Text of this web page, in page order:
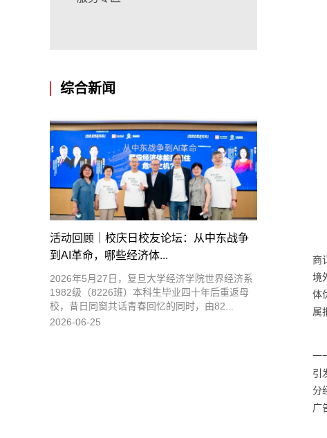
综合新闻
活动回顾｜校庆日校友论坛：从中东战争
到AI革命，哪些经济体...
2026年5月27日，复旦大学经济学院世界经济系
1982级（8226班）本科生毕业四十年后重返母
校，昔日同窗共话青春回忆的同时，由82...
2026-06-25
商
境
体
属
一
引
分
广